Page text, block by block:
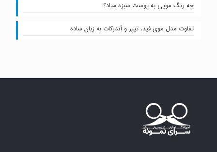
چه رنگ مویی به پوست سبزه میاد؟
تفاوت مدل موی فید، تیپر و آندرکات به زبان ساده